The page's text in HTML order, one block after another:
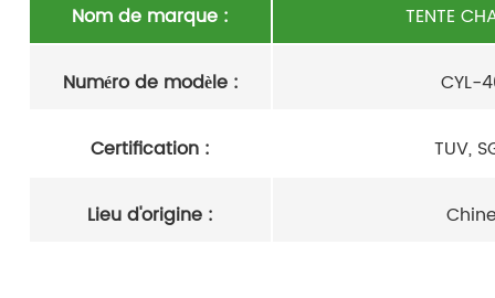
Nom de marque : TENTE
Numéro de modèle : CYL-
Certification : TUV,
Lieu d'origine :